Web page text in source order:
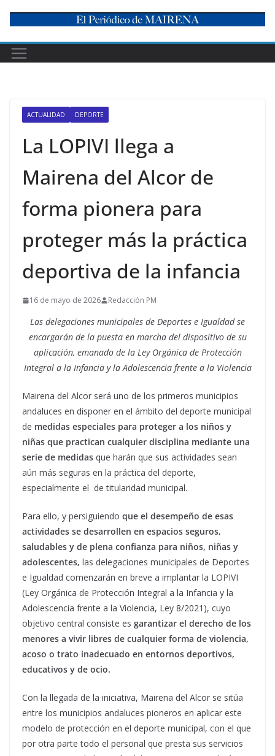
content
ACTUALIDAD DEPORTE
La LOPIVI llega a
Mairena del Alcor de
forma pionera para
proteger más la práctica
deportiva de la infancia
16 de mayo de 2026 Redacción PM
Las delegaciones municipales de Deportes e Igualdad se
encargarán de la puesta en marcha del dispositivo de su
aplicación, emanado de la Ley Orgánica de Protección
Integral a la Infancia y la Adolescencia frente a la Violencia
Mairena del Alcor será uno de los primeros municipios
andaluces en disponer en el ámbito del deporte municipal
de medidas especiales para proteger a los niños y
niñas que practican cualquier disciplina mediante una
serie de medidas que harán que sus actividades sean
aún más seguras en la práctica del deporte,
especialmente el de titularidad municipal.
Para ello, y persiguiendo que el desempeño de esas
actividades se desarrollen en espacios seguros,
saludables y de plena confianza para niños, niñas y
adolescentes, las delegaciones municipales de Deportes
e Igualdad comenzarán en breve a implantar la LOPIVI
(Ley Orgánica de Protección Integral a la Infancia y la
Adolescencia frente a la Violencia, Ley 8/2021), cuyo
objetivo central consiste es garantizar el derecho de los
menores a vivir libres de cualquier forma de violencia,
acoso o trato inadecuado en entornos deportivos,
educativos y de ocio.
Con la llegada de la iniciativa, Mairena del Alcor se sitúa
entre los municipios andaluces pioneros en aplicar este
modelo de protección en el deporte municipal, con el que
por otra parte todo el personal que presta sus servicios